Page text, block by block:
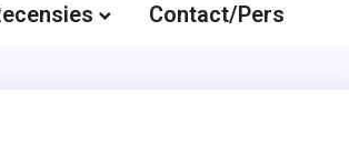
Contact/Pers